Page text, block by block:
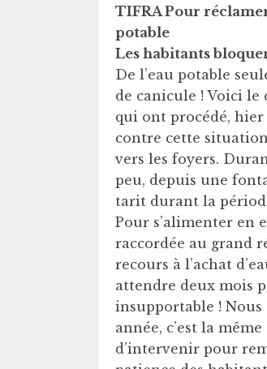
TIFRA Pour
potable
Les habitants
De l’eau potable
de canicule ! Voici le
qui ont procédé,
contre cette
vers les foyers.
peu, depuis une
tarit durant la
Pour s’alimenter en
raccordée au grand
recours à l’achat
attendre deux mois
insupportable ! Nous
année, c’est la
d’intervenir pour